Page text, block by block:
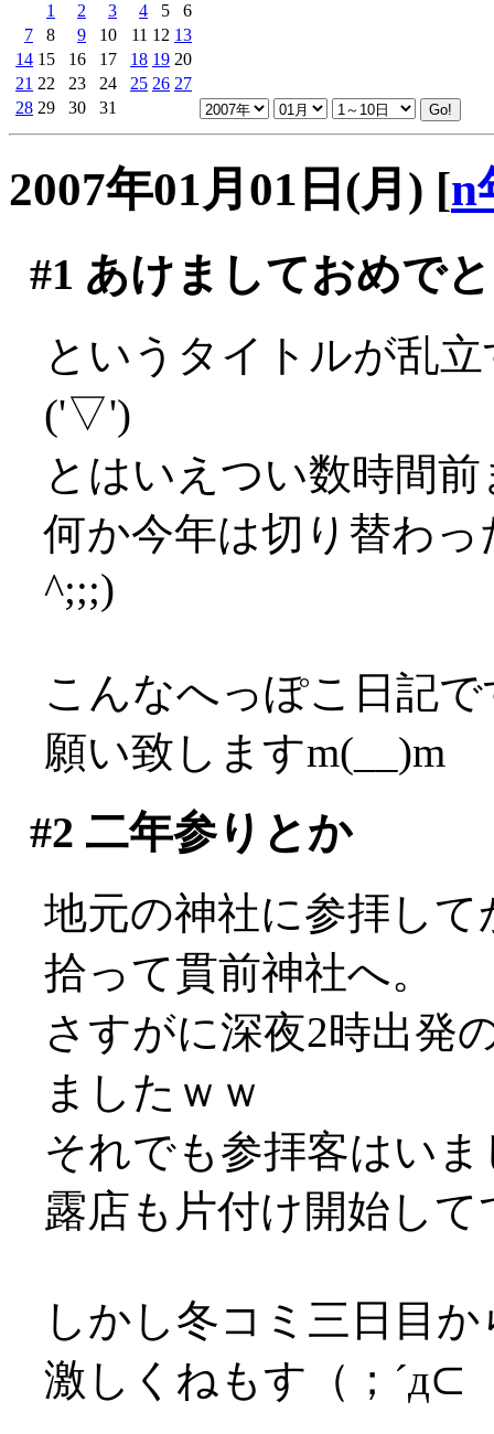
1
2 3 4 5
6
7
8 9 10 11 12 13
14 15 16 17 18 19 20
21 22 23 24 25 26 27
28 29 30 31
2007年01月01日(月) [n
#1 あけましておめで
というタイトルが乱
('▽')
とはいえつい数時間
何か今年は切り替わ
^;;;)
こんなへっぽこ日記
願い致しますm(__)m
#2 二年参りとか
地元の神社に参拝して
拾って貫前神社へ。
さすがに深夜2時出発
ましたｗｗ
それでも参拝客はい
露店も片付け開始し
しかし冬コミ三日目
激しくねもす（；´д⊂